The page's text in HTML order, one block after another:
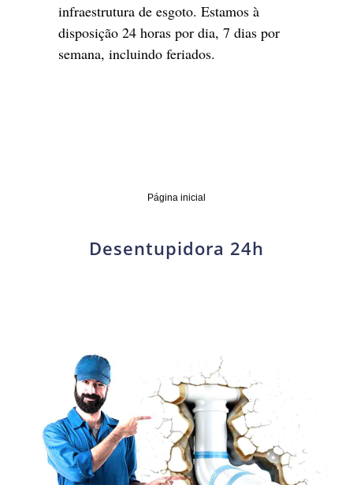
infraestrutura de esgoto. Estamos à
disposição 24 horas por dia, 7 dias por
semana, incluindo feriados.
Página inicial
Desentupidora 24h